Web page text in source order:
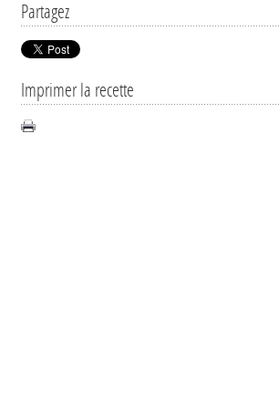
Partagez
Imprimer la recette